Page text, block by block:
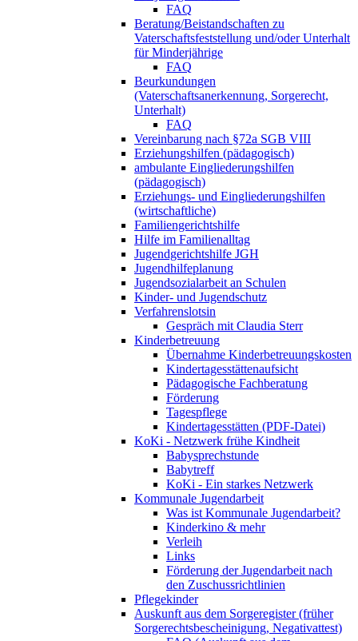
FAQ
Beratung/Beistandschaften zu
Vaterschaftsfeststellung und/oder Unterhalt
für Minderjährige
FAQ
Beurkundungen
(Vaterschaftsanerkennung, Sorgerecht,
Unterhalt)
FAQ
Vereinbarung nach §72a SGB VIII
Erziehungshilfen (pädagogisch)
ambulante Eingliederungshilfen
(pädagogisch)
Erziehungs- und Eingliederungshilfen
(wirtschaftliche)
Familiengerichtshilfe
Hilfe im Familienalltag
Jugendgerichtshilfe JGH
Jugendhilfeplanung
Jugendsozialarbeit an Schulen
Kinder- und Jugendschutz
Verfahrenslotsin
Gespräch mit Claudia Sterr
Kinderbetreuung
Übernahme Kinderbetreuungskosten
Kindertagesstättenaufsicht
Pädagogische Fachberatung
Förderung
Tagespflege
Kindertagesstätten (PDF-Datei)
KoKi - Netzwerk frühe Kindheit
Babysprechstunde
Babytreff
KoKi - Ein starkes Netzwerk
Kommunale Jugendarbeit
Was ist Kommunale Jugendarbeit?
Kinderkino & mehr
Verleih
Links
Förderung der Jugendarbeit nach
den Zuschussrichtlinien
Pflegekinder
Auskunft aus dem Sorgeregister (früher
Sorgerechtsbescheinigung, Negativattest)